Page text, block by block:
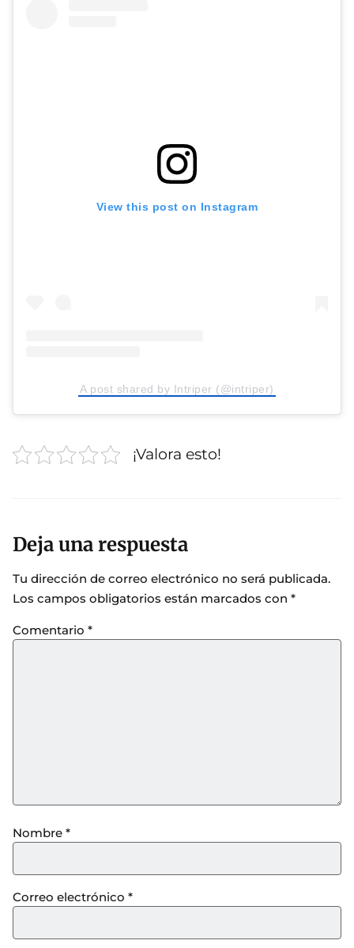
View this post on Instagram
A post shared by Intriper (@intriper)
¡Valora esto!
Deja una respuesta
Tu dirección de correo electrónico no será publicada.
Los campos obligatorios están marcados con *
Comentario *
Nombre *
Correo electrónico *